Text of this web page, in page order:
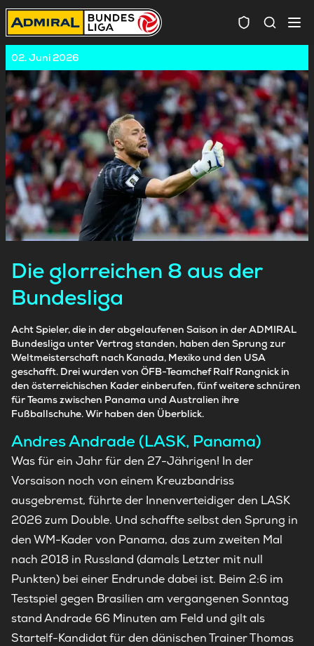
02. Juni 2026
Die glorreichen 8 aus der
Bundesliga
Acht Spieler, die in der abgelaufenen Saison in der ADMIRAL
Bundesliga unter Vertrag standen, haben den Sprung zur
Weltmeisterschaft nach Kanada, Mexiko und den USA
geschafft. Drei wurden von ÖFB-Teamchef Ralf Rangnick in
den österreichischen Kader einberufen, fünf weitere schnüren
für Teams zwischen Panama und Australien ihre
Fußballschuhe. Wir haben den Überblick.
Andres Andrade (LASK, Panama)
Was für ein Jahr für den 27-Jährigen! In der
Vorsaison noch von einem Kreuzbandriss
ausgebremst, führte der Innenverteidiger den LASK
2026 zum Double. Und schaffte selbst den Sprung in
den WM-Kader von Panama, das zum zweiten Mal
nach 2018 in Russland (damals Letzter mit null
Punkten) bei einer Endrunde dabei ist. Beim 2:6 im
Testspiel gegen Brasilien am vergangenen Sonntag
stand Andrade 66 Minuten am Feld und gilt als
Startelf-Kandidat für den dänischen Trainer Thomas